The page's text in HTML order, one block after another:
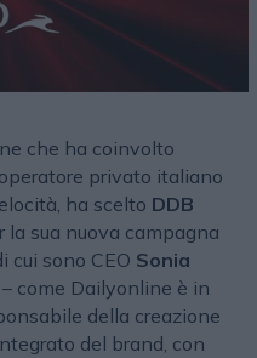
che ha coinvolto
privato italiano
ha scelto DDB
sua nuova campagna
cui sono CEO Sonia
– come Dailyonline è in
della creazione
del brand, con